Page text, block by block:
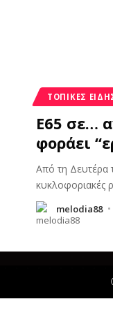
ΤΟΠΙΚΈΣ
Ε65 σε…
φοράει
Από τη Δευτέρα
κυκλοφοριακές
melodia88